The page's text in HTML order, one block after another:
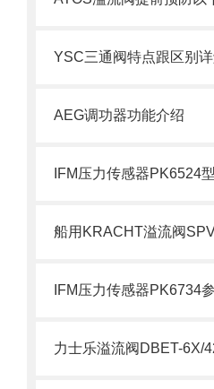
YSC三通阀特点跟区别
AEG调功器功能介绍
IFM压力传感器PK6524
船用KRACHT溢流阀
IFM压力传感器PK6734